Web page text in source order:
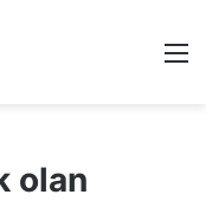
olan